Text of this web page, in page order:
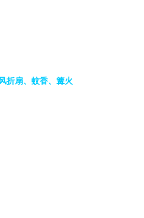
折扇、蚊香、篝火